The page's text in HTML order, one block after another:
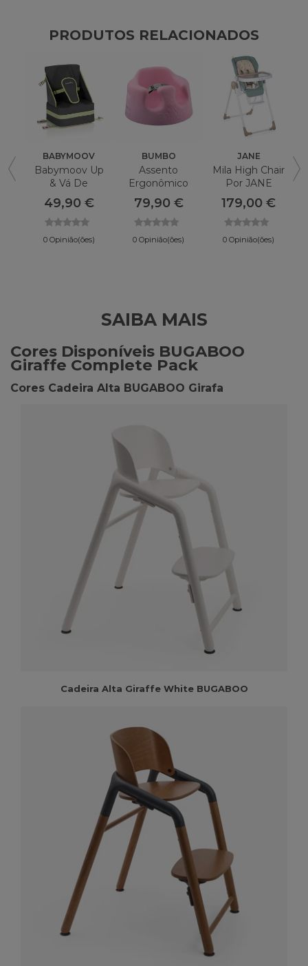
PRODUTOS RELACIONADOS
BABYMOOV
Babymoov Up
& Vá De
Elevador
49,90 €
0 Opinião(ões)
BUMBO
Assento
Ergonômico
BUMBO Infantil
79,90 €
0 Opinião(ões)
JANE
Mila High Chair
Por JANE
179,00 €
0 Opinião(ões)
SAIBA MAIS
Cores Disponíveis BUGABOO
Giraffe Complete Pack
Cores Cadeira Alta BUGABOO Girafa
Cadeira Alta Giraffe White BUGABOO